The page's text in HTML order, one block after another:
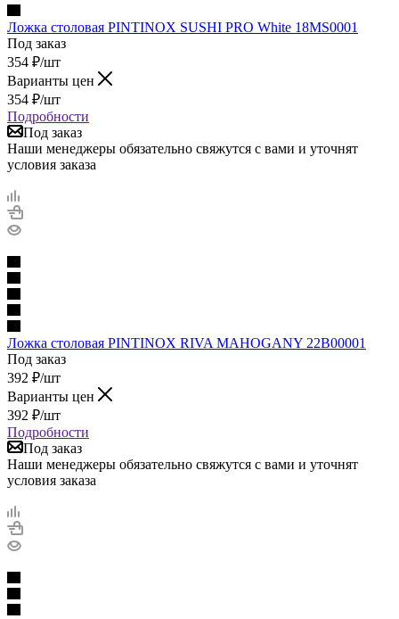
Ложка столовая PINTINOX SUSHI PRO White 18MS0001
Под заказ
354 ₽/шт
Варианты цен
354 ₽/шт
Подробности
Под заказ
Наши менеджеры обязательно свяжутся с вами и уточнят
условия заказа
Ложка столовая PINTINOX RIVA MAHOGANY 22B00001
Под заказ
392 ₽/шт
Варианты цен
392 ₽/шт
Подробности
Под заказ
Наши менеджеры обязательно свяжутся с вами и уточнят
условия заказа